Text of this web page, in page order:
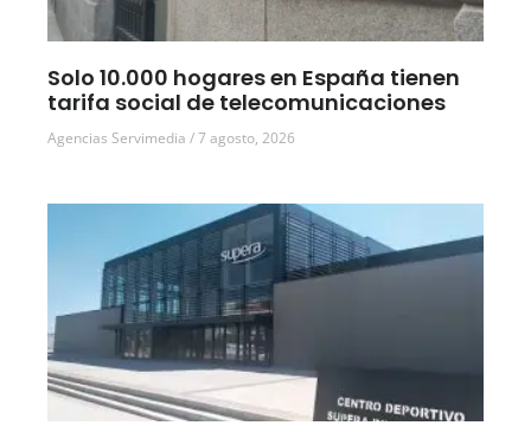
Solo 10.000 hogares en España tienen
tarifa social de telecomunicaciones
Agencias Servimedia 7 agosto, 2026